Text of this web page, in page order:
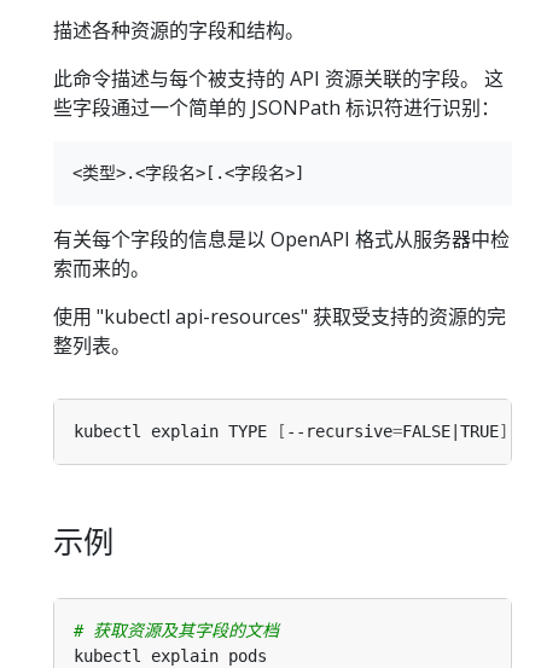
描述各种资源的字段和结构。
此命令描述与每个被支持的 API 资源关联的字段。 这
些字段通过一个简单的 JSONPath 标识符进行识别：
有关每个字段的信息是以 OpenAPI 格式从服务器中检
索而来的。
使用 "kubectl api-resources" 获取受支持的资源的完
整列表。
kubectl explain TYPE [ --recursive=FALSE|TRUE]
示例
# 获取资源及其字段的文档